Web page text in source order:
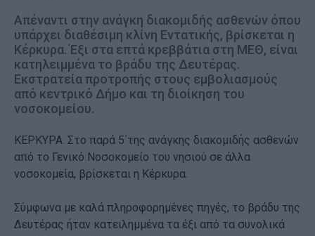
Απέναντι στην ανάγκη διακομιδής ασθενών όπου
υπάρχει διαθέσιμη κλίνη Εντατικής, βρίσκεται η
Κέρκυρα. Έξι στα επτά κρεββάτια στη ΜΕΘ, είναι
κατηλειμμένα το βράδυ της Δευτέρας.
Εκστρατεία προτροπής στους εμβολιασμούς
από κεντρικό Δήμο και τη διοίκηση του
νοσοκομείου.
ΚΕΡΚΥΡΑ. Στο παρά 5΄της ανάγκης διακομιδής ασθενών
από το Γενικό Νοσοκομείο του νησιού σε άλλα
νοσοκομεία, βρίσκεται η Κέρκυρα.
Σύμφωνα με καλά πληροφορημένες πηγές, το βράδυ της
Δευτέρας ήταν κατειλημμένα τα έξι από τα συνολικά